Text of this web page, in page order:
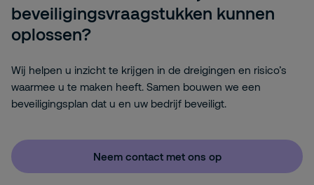
beveiligingsvraagstukken kunnen
oplossen?
Wij helpen u inzicht te krijgen in de dreigingen en risico’s
waarmee u te maken heeft. Samen bouwen we een
beveiligingsplan dat u en uw bedrijf beveiligt.
Neem contact met ons op